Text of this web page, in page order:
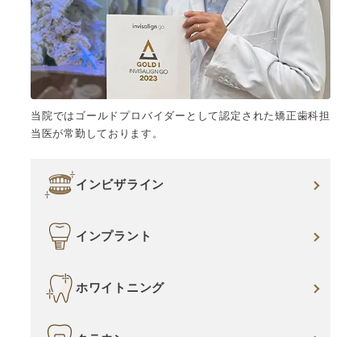
当院ではゴールドプロバイダーとして認定された矯正歯科担
当医が常勤しております。
インビザライン
インプラント
ホワイトニング